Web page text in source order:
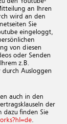
an Ihren
wird an den
Sie
eingeloggt,
von diesen
oder Senden
z.B.
durch Ausloggen
auch in den
der
dazu finden Sie